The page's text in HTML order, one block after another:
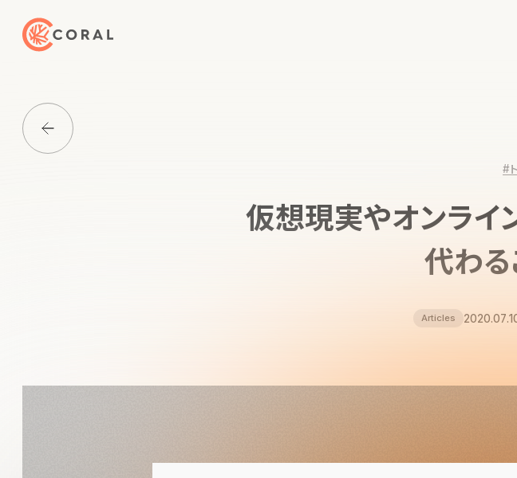
トップページへ戻る
Media一覧に戻る
#
仮想現実やオンライ
代わる
Articles